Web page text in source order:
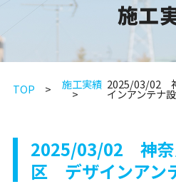
施工
TOP 施工実績 2025/03/02
インアンテナ
2025/03/02 神奈
区 デザインアン